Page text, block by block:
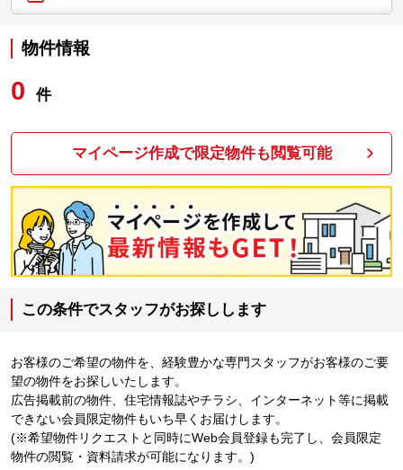
物件情報
0 件
マイページ作成で限定物件も閲覧可能
この条件でスタッフがお探しします
お客様のご希望の物件を、経験豊かな専門スタッフがお客様のご要
望の物件をお探しいたします。
広告掲載前の物件、住宅情報誌やチラシ、インターネット等に掲載
できない会員限定物件もいち早くお届けします。
(※希望物件リクエストと同時にWeb会員登録も完了し、会員限定
物件の閲覧・資料請求が可能になります。)